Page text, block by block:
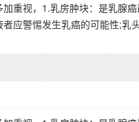
重视，1.乳房肿块：是乳腺癌
应警惕发生乳癌的可能性;乳